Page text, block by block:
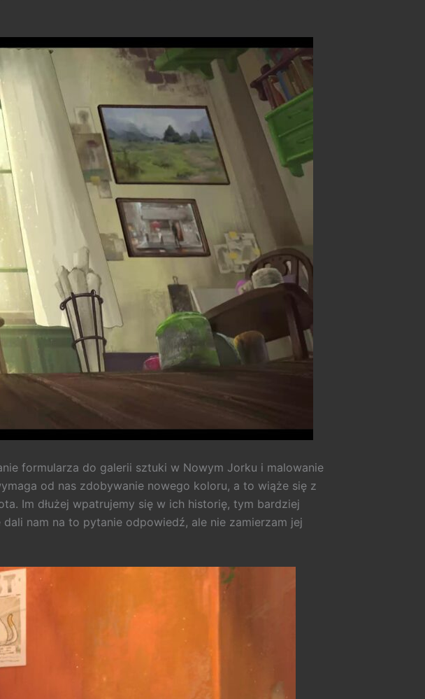
formularza do galerii sztuki w Nowym Jorku i malowanie
od nas zdobywanie nowego koloru, a to wiąże się z
Im dłużej wpatrujemy się w ich historię, tym bardziej
nam na to pytanie odpowiedź, ale nie zamierzam jej